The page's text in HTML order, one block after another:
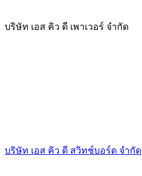
บริษัท เอส คิว ดี เพาเวอร์ จำกัด
บริษัท เอส คิว ดี สวิทช์บอร์ด จำกัด